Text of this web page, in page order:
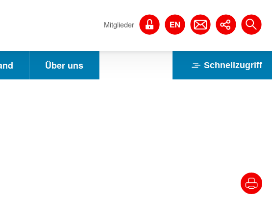
Mitglieder
Über uns Schnellzugriff